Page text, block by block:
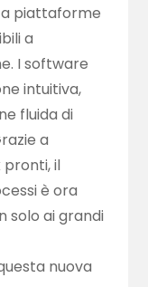
piattaforme
a
I software
intuitiva,
fluida di
a
il
è ora
solo ai grandi
nuova